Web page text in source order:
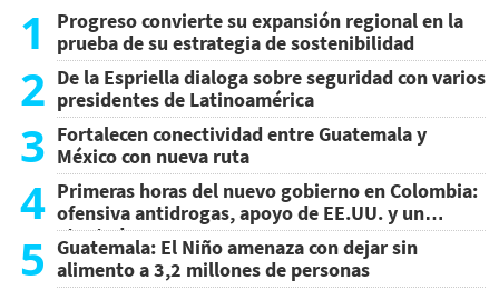
1
Progreso convierte su expansión regional en la
prueba de su estrategia de sostenibilidad
2 De la Espriella dialoga sobre seguridad con varios
presidentes de Latinoamérica
3 Fortalecen conectividad entre Guatemala y
México con nueva ruta
4 Primeras horas del nuevo gobierno en Colombia:
ofensiva antidrogas, apoyo de EE.UU. y un
atentado
5 Guatemala: El Niño amenaza con dejar sin
alimento a 3,2 millones de personas